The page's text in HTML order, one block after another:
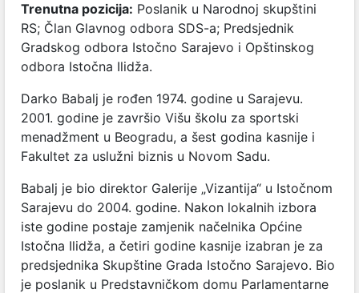
Trenutna pozicija: Poslanik u Narodnoj skupštini
RS; Član Glavnog odbora SDS-a; Predsjednik
Gradskog odbora Istočno Sarajevo i Opštinskog
odbora Istočna Ilidža.
Darko Babalj je rođen 1974. godine u Sarajevu.
2001. godine je završio Višu školu za sportski
menadžment u Beogradu, a šest godina kasnije i
Fakultet za uslužni biznis u Novom Sadu.
Babalj je bio direktor Galerije „Vizantija“ u Istočnom
Sarajevu do 2004. godine. Nakon lokalnih izbora
iste godine postaje zamjenik načelnika Općine
Istočna Ilidža, a četiri godine kasnije izabran je za
predsjednika Skupštine Grada Istočno Sarajevo. Bio
je poslanik u Predstavničkom domu Parlamentarne